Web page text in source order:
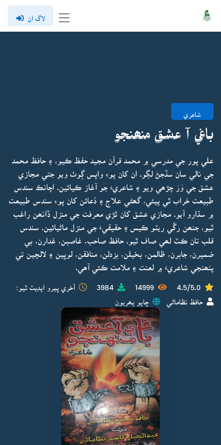
لاگ ان
شاعري
باغي آ عشق منھنجو
علي پور جي مدرسي ۾ محمد قرآن مجيد حفظ ڪيو، ۽ حافظ محمد
جي نالي سان سڏجڻ لڳو. ان کان پوءِ واپس ڳوٺ ويو جتي مجازي
عشق جي وَرَ چڙھي ويو ۽ شاعريءَ جو آغاز ڪيائين. اچانڪ سندس
طبيعت خراب ٿي پيئي، گھڻي علاج ۽ دُعائن کان پوءِ سندس طبيعت
۾ سڌارو آيو. مجازي عشق کان ٿڙي معرفت جي منزل ڏانھن راغب
ٿيو، جنھن رڱي ريٽو ڪيس ۽ حقيقيءَ جي منزل ماڻيائين. سندس
قلب تان ڪٽ لھي صاف ٿيو. حافظ صاحب، غاصبن، غدارن، بي
ضميرن، جابرن، ظالمن، بخيلن، بزدلن، منافقن، لوڀين ۽ لالچين تي
پنھنجي شاعريءَ ۾ لعنت ۽ ملامت ڪئي آھي.
4.5/5.0
14999
3984 آخري ڀيرو اپڊيٽ ٿيو:
حافظ نظاماڻي ڇاپو پھريون